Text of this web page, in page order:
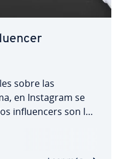
sobre las
en Instagram se
in­flue­n­ce­rs son los
que entre sus